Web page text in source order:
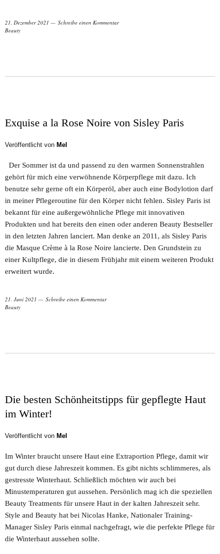
21. Dezember 2021
Schreibe einen Kommentar
Beauty
Exquise a la Rose Noire von Sisley Paris
Veröffentlicht von Mel
Der Sommer ist da und passend zu den warmen Sonnenstrahlen
gehört für mich eine verwöhnende Körperpflege mit dazu. Ich
benutze sehr gerne oft ein Körperöl, aber auch eine Bodylotion darf
in meiner Pflegeroutine für den Körper nicht fehlen. Sisley Paris ist
bekannt für eine außergewöhnliche Pflege mit innovativen
Produkten und hat bereits den einen oder anderen Beauty Bestseller
in den letzten Jahren lanciert. Man denke an 2011, als Sisley Paris
die Masque Crème à la Rose Noire lancierte. Den Grundstein zu
einer Kultpflege, die in diesem Frühjahr mit einem weiteren Produkt
erweitert wurde.
21. Juni 2021
Schreibe einen Kommentar
Beauty
Die besten Schönheitstipps für gepflegte Haut
im Winter!
Veröffentlicht von Mel
Im Winter braucht unsere Haut eine Extraportion Pflege, damit wir
gut durch diese Jahreszeit kommen. Es gibt nichts schlimmeres, als
gestresste Winterhaut. Schließlich möchten wir auch bei
Minustemperaturen gut aussehen. Persönlich mag ich die speziellen
Beauty Treatments für unsere Haut in der kalten Jahreszeit sehr.
Style and Beauty hat bei Nicolas Hanke, Nationaler Training-
Manager Sisley Paris einmal nachgefragt, wie die perfekte Pflege für
die Winterhaut aussehen sollte.